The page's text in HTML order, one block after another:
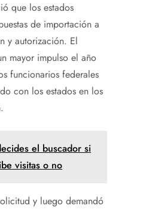
que los estados
de importación a
y autorización. El
mayor impulso el año
funcionarios federales
con los estados en los
el buscador si
visitas o no
y luego demandó